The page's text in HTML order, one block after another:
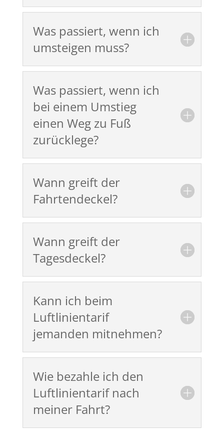
Was passiert, wenn ich
umsteigen muss?
Was passiert, wenn ich
bei einem Umstieg
einen Weg zu Fuß
zurücklege?
Wann greift der
Fahrtendeckel?
Wann greift der
Tagesdeckel?
Kann ich beim
Luftlinientarif
jemanden mitnehmen?
Wie bezahle ich den
Luftlinientarif nach
meiner Fahrt?